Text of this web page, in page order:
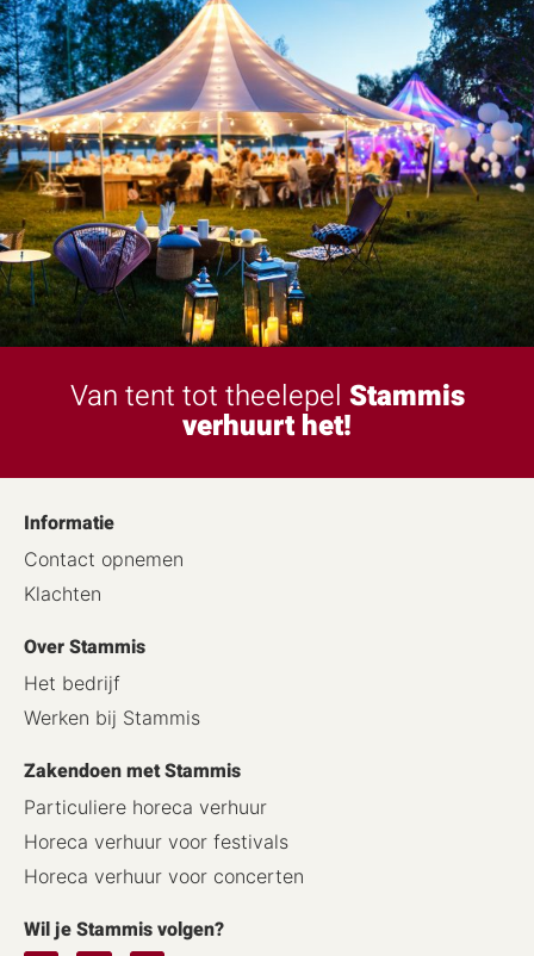
Van tent tot theelepel Stammis
verhuurt het!
Informatie
Contact opnemen
Klachten
Over Stammis
Het bedrijf
Werken bij Stammis
Zakendoen met Stammis
Particuliere horeca verhuur
Horeca verhuur voor festivals
Horeca verhuur voor concerten
Wil je Stammis volgen?